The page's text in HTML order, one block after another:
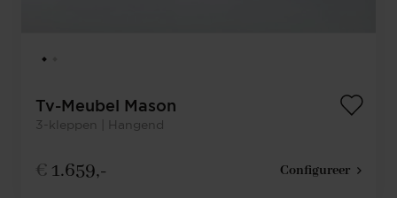
Tv-Meubel Mason
3-kleppen | Hangend
€ 1.659,- Configureer